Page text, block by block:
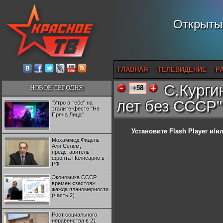
ГЛАВНАЯ ТЕЛЕВИДЕНИЕ
НОВОЕ СЕГОДНЯ
"Утро в тебе" на
эгалите-фесте "Не
Пряча Лица"
Мохаммед Фидель
Али Селем,
представитель
фронта Полисарио в
РФ
Экономика СССР
времен «застоя»:
жажда планомерности
(часть 2)
Рост социального
неравенства в 21
+58
лет без СССР"
Установите Flash Player и/